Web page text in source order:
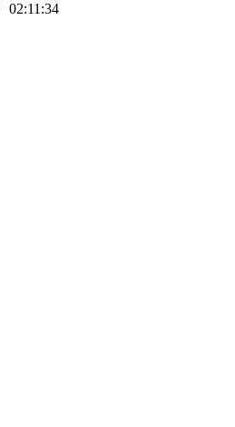
02:11:34